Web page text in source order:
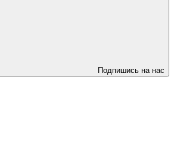
Подпишись на нас